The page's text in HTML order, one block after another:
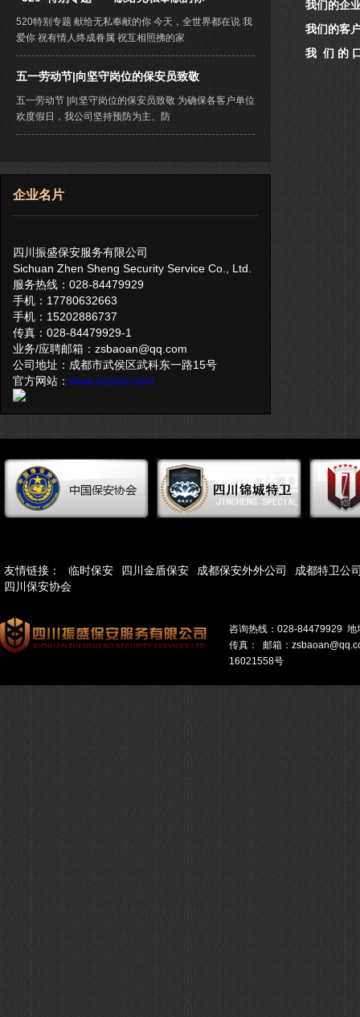
520特别专题 献给无私奉献的你 今天，全世界都在说 我
爱你 祝有情人终成眷属 祝互相照拂的家
五一劳动节|向坚守岗位的保安员致敬
五一劳动节 |向坚守岗位的保安员致敬 为确保各客户单位
欢度假日，我公司坚持预防为主、防
企业名片
四川振盛保安服务有限公司
Sichuan Zhen Sheng Security Service Co., Ltd.
服务热线：028-84479929
手机：17780632663
手机：15202886737
传真：028-84479929-1
业务/应聘邮箱：zsbaoan@qq.com
公司地址：成都市武侯区武科东一路15号
官方网站： www.sczsss.com
我们的企
我们的客
我 们 的
友情链接： 临时保安 四川金盾保安 成都保安外外公司
成都特卫公
四川保安协会
咨询热线：028-84479929
传真： 邮箱：
16021558号